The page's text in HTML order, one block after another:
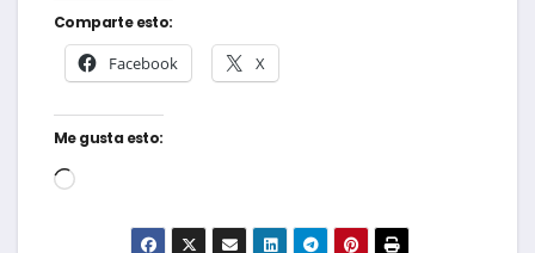
Comparte esto:
Facebook X
Me gusta esto:
Cargando...